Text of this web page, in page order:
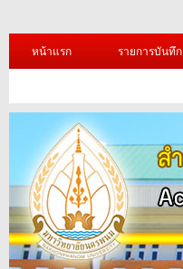
หน้าแรก รายการบันทึก